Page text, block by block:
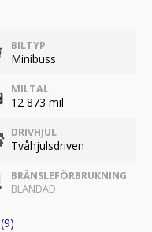
BILTYP
Minibuss
MILTAL
12 873 mil
DRIVHJUL
Tvåhjulsdriven
BRÄNSLEFÖRBRUKNING
BLANDAD
(9)